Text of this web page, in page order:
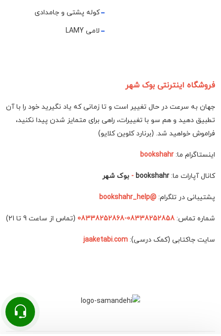
کوله پشتی و جامدادی
لامی LAMY
فروشگاه اینترنتی بوک شهر
جهان به سرعت در حال تغییر است و تا زمانی که یاد نگیرید خود را با آن
تطبیق دهید و هم سو با تغییرات، راهی برای متمایز شدن پیدا نکنید،
فراموش خواهید شد. (برنارد کلوین کلایو)
اینستاگرام ما: bookshahr
کانال آپارات ما: bookshahr
- بوک شهر
پشتیبانی در تلگرام: @bookshahr_help
شماره تماس: 08338252858-08338252868 (تماس از ساعت 9 تا 21)
سایت جاکتابی (کمک درسی): jaaketabi.com